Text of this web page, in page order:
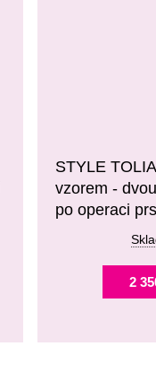
STYLE
vzorem -
po operaci
2